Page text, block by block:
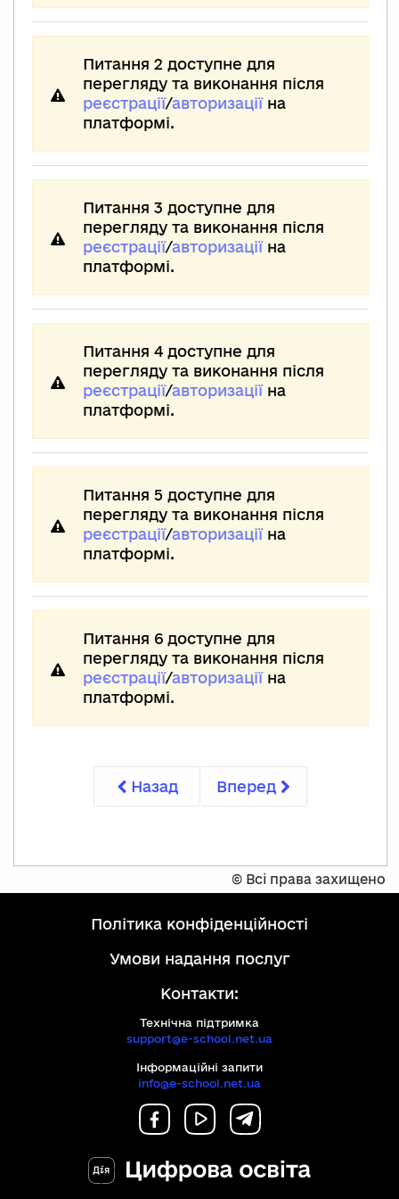
Питання 2 доступне для
перегляду та виконання після
реєстрації/авторизаціїна
платформі.
Питання 3 доступне для
перегляду та виконання після
реєстрації/авторизаціїна
платформі.
Питання 4 доступне для
перегляду та виконання після
реєстрації/авторизаціїна
платформі.
Питання 5 доступне для
перегляду та виконання після
реєстрації/авторизаціїна
платформі.
Питання 6 доступне для
перегляду та виконання після
реєстрації/авторизаціїна
платформі.
Назад Вперед
© Всі права захищено
політика конфіденційності
умови надання послуг
Контакти:
Технічна підтримка
support@e-school.net.ua
Інформаційні запити
info@e-school.net.ua